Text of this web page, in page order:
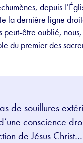
depuis
la dernière ligne
être oublié,
du premier des
de souillures
conscience
de Jésus Christ…